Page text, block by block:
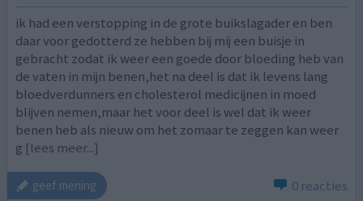
ik had een verstopping in de grote buikslagader en ben
daar voor gedotterd ze hebben bij mij een buisje in
gebracht zodat ik weer een goede door bloeding heb van
de vaten in mijn benen,het na deel is dat ik levens lang
bloedverdunners en cholesterol medicijnen in moed
blijven nemen,maar het voor deel is wel dat ik weer
benen heb als nieuw om het zomaar te zeggen kan weer
g [lees meer...]
geef mening 0 reacties